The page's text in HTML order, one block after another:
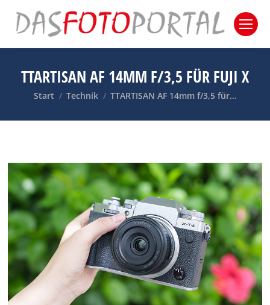
TTARTISAN AF 14MM F/3,5 FÜR FUJI X
Sie befinden sich hier:
Start Technik TTARTISAN AF 14mm f/3,5 für…